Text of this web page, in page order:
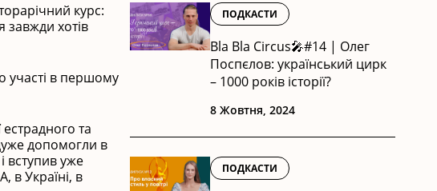
курс:
завжди хотів
участі в першому
та
допомогли в
вступив уже
в Україні, в
ПОДКАСТИ
Bla Bla Circus🎤#14 | Олег
Поспєлов: український цирк
– 1000 років історії?
8 Жовтня, 2024
ПОДКАСТИ